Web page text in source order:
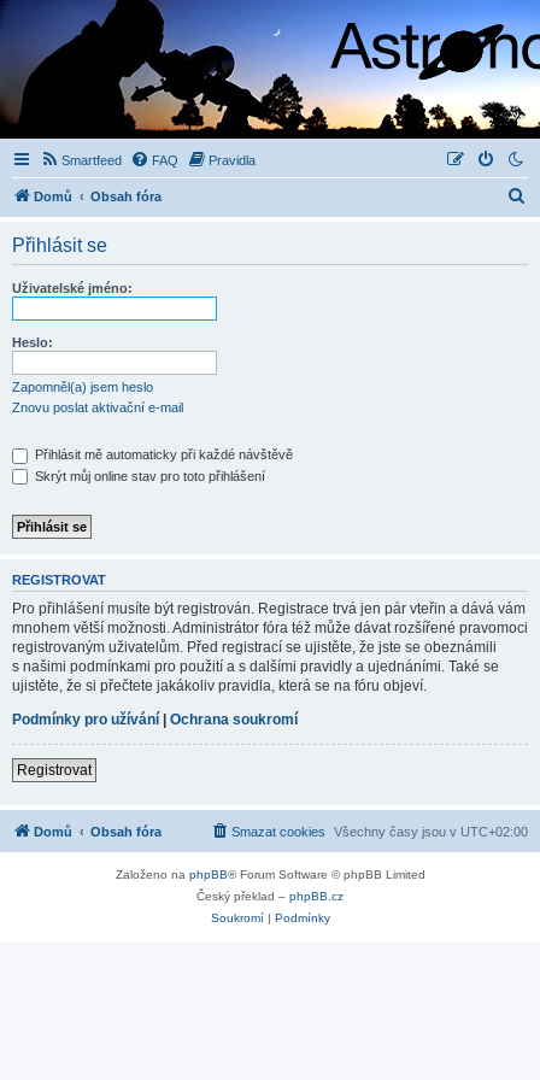
Smartfeed FAQ Pravidla
Domů Obsah fóra
Přihlásit se
Uživatelské jméno:
Heslo:
Zapomněl(a) jsem heslo
Znovu poslat aktivační e-mail
Přihlásit mě automaticky při každé návštěvě
Skrýt můj online stav pro toto přihlášení
REGISTROVAT
Pro přihlášení musíte být registrován. Registrace trvá jen pár vteřin a dává vám
mnohem větší možnosti. Administrátor fóra též může dávat rozšířené pravomoci
registrovaným uživatelům. Před registrací se ujistěte, že jste se obeznámili
s našimi podmínkami pro použití a s dalšími pravidly a ujednáními. Také se
ujistěte, že si přečtete jakákoliv pravidla, která se na fóru objeví.
Podmínky pro užívání | Ochrana soukromí
Registrovat
Domů Obsah fóra Všechny časy jsou v UTC+02:00
Smazat cookies
Založeno na phpBB® Forum Software © phpBB Limited
Český překlad – phpBB.cz
Soukromí| Podmínky